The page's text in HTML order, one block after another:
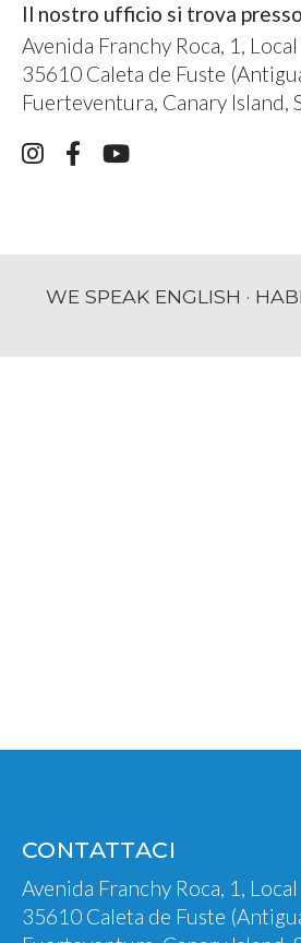
Il nostro ufficio si trova
Avenida Franchy Roca, 1,
35610 Caleta de Fuste
Fuerteventura, Canary Island,
WE SPEAK ENGLISH ·
CONTATTACI
Avenida Franchy Roca, 1,
35610 Caleta de Fuste